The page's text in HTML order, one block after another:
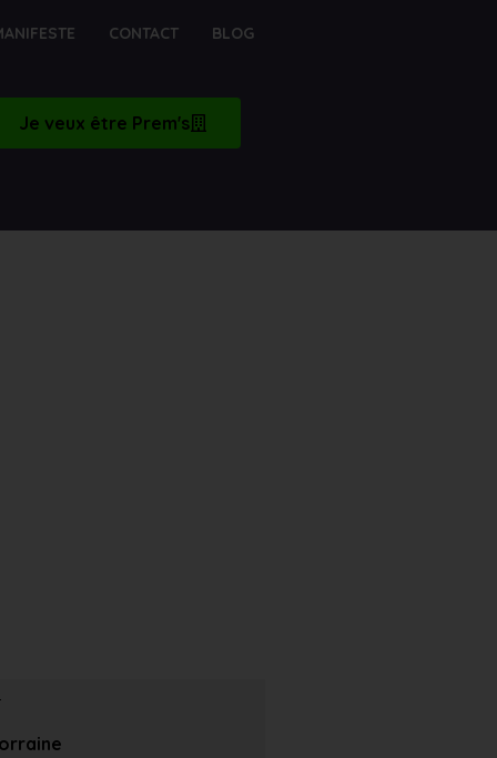
CONTACT BLOG
Je veux être Prem's